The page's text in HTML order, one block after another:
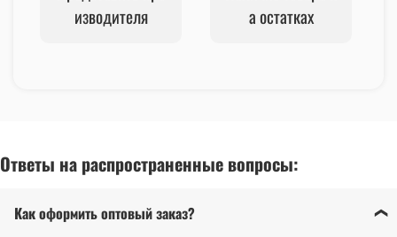
изводителя
а остатках
Ответы на распространенные вопросы:
Как оформить оптовый заказ?